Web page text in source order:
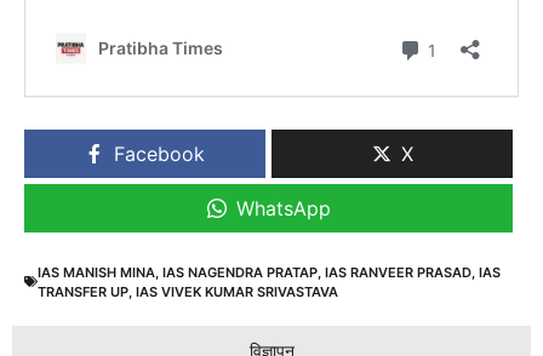
Facebook X
WhatsApp
IAS MANISH MINA, IAS NAGENDRA PRATAP, IAS RANVEER PRASAD, IAS
TRANSFER UP, IAS VIVEK KUMAR SRIVASTAVA
विज्ञापन